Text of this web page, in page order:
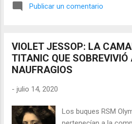
mecenazgo real con la obligación de
pintores encontraron en los
objetos cotidianos un lenguaje
censores y desafiar al trono. 🎭 La
sino un objeto tridimensional y
de la corte eran los agentes dobles
el arte de la "resistencia óptica". ...
Publicar un comentario
VIOLET JESSOP: LA
TITANIC QUE SOBREVIVIÓ
NAUFRAGIOS
- julio 14, 2020
Los buques RSM